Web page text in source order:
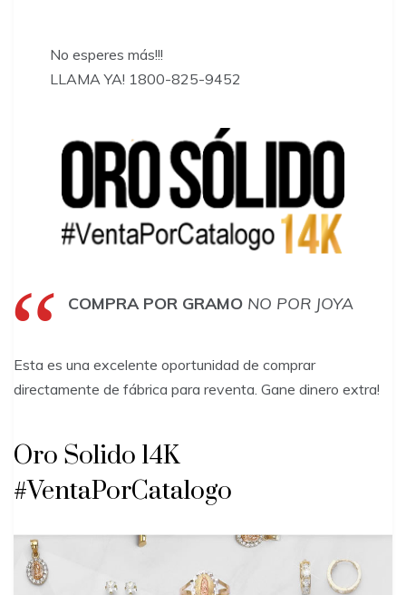
​No esperes más!!!
LLAMA YA! 1800-825-9452
COMPRA POR GRAMO NO POR JOYA
Esta es una excelente oportunidad de comprar
directamente de fábrica para reventa. Gane dinero extra!
Oro Solido 14K
#VentaPorCatalogo